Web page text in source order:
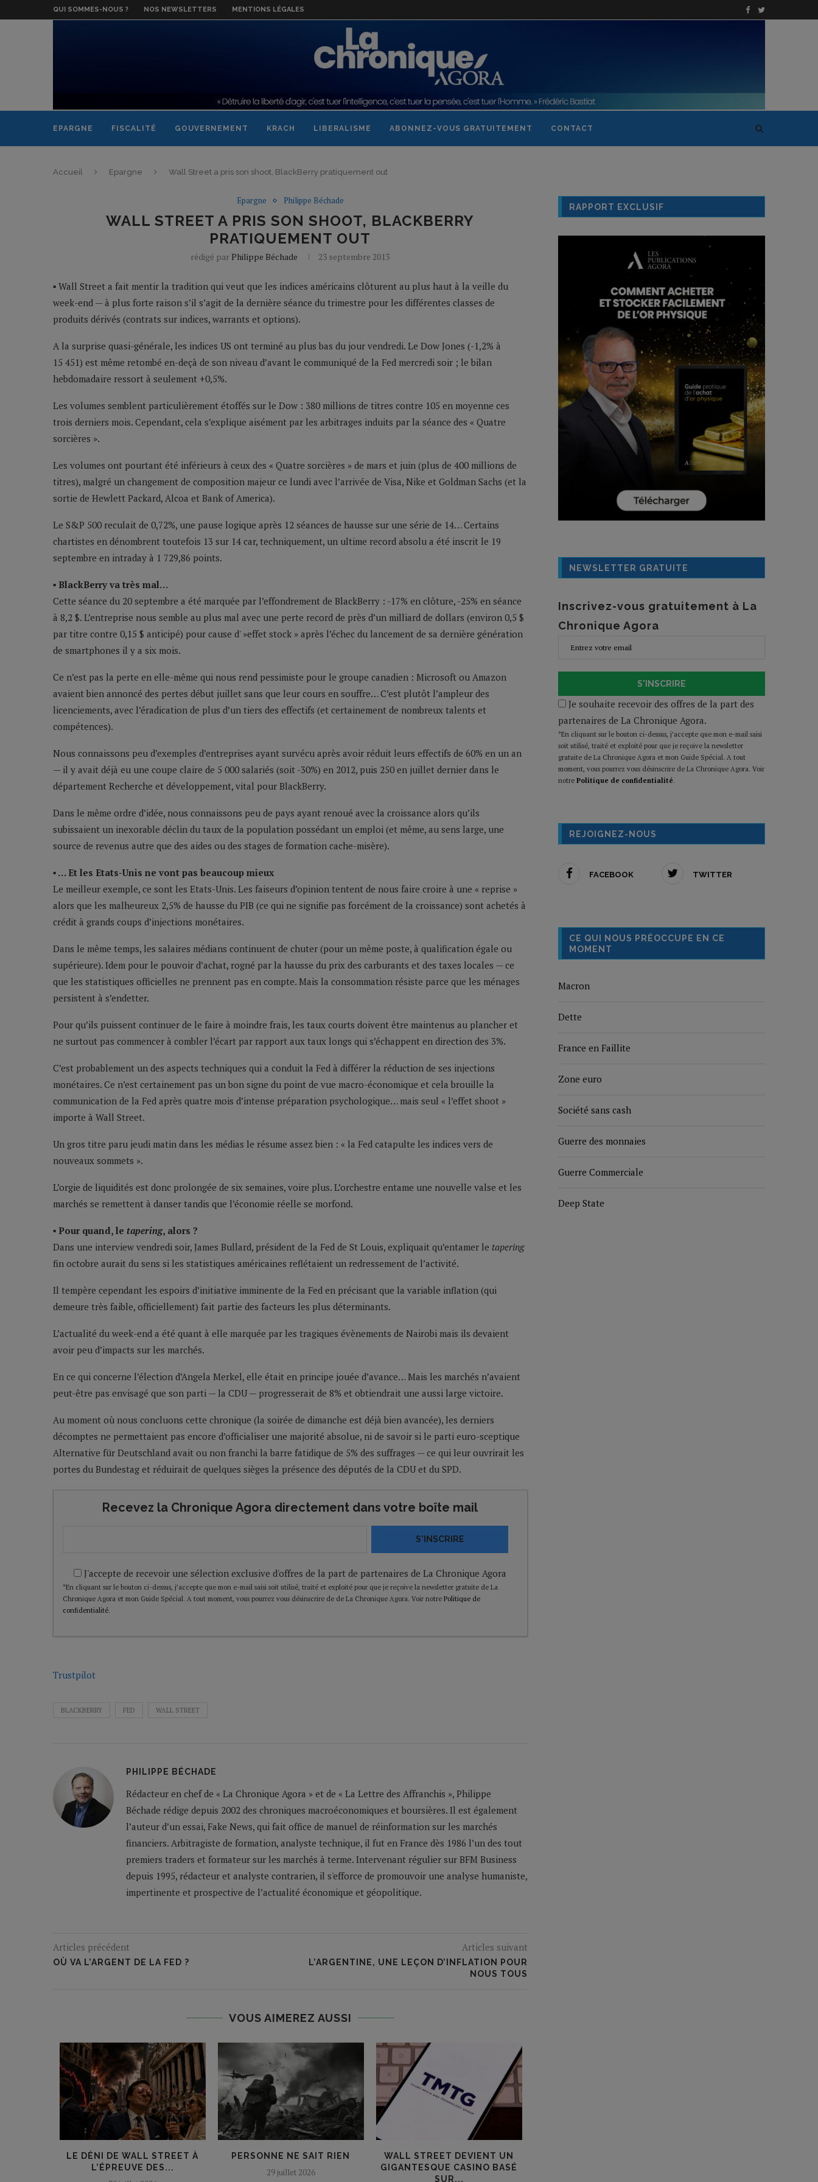
QUI SOMMES-NOUS ? NOS NEWSLETTERS MENTIONS LÉGALES
EPARGNE FISCALITÉ GOUVERNEMENT KRACH LIBERALISME ABONNEZ-VOUS GRATUITEMENT CONTACT
Accueil Epargne Wall Street a pris son shoot, BlackBerry pratiquement out
Epargne Philippe Béchade
WALL STREET A PRIS SON SHOOT, BLACKBERRY
PRATIQUEMENT OUT
rédigé par Philippe Béchade 23 septembre 2013
▪ Wall Street a fait mentir la tradition qui veut que les indices américains clôturent au plus haut à la veille du
week-end — à plus forte raison s’il s’agit de la dernière séance du trimestre pour les différentes classes de
produits dérivés (contrats sur indices, warrants et options).
A la surprise quasi-générale, les indices US ont terminé au plus bas du jour vendredi. Le Dow Jones (-1,2% à
15 451) est même retombé en-deçà de son niveau d’avant le communiqué de la Fed mercredi soir ; le bilan
hebdomadaire ressort à seulement +0,5%.
Les volumes semblent particulièrement étoffés sur le Dow : 380 millions de titres contre 105 en moyenne ces
trois derniers mois. Cependant, cela s’explique aisément par les arbitrages induits par la séance des « Quatre
sorcières ».
Les volumes ont pourtant été inférieurs à ceux des « Quatre sorcières » de mars et juin (plus de 400 millions de
titres), malgré un changement de composition majeur ce lundi avec l’arrivée de Visa, Nike et Goldman Sachs (et la
sortie de Hewlett Packard, Alcoa et Bank of America).
Le S&P 500 reculait de 0,72%, une pause logique après 12 séances de hausse sur une série de 14… Certains
chartistes en dénombrent toutefois 13 sur 14 car, techniquement, un ultime record absolu a été inscrit le 19
septembre en intraday à 1 729,86 points.
▪ BlackBerry va très mal…
Cette séance du 20 septembre a été marquée par l’effondrement de BlackBerry : -17% en clôture, -25% en séance
à 8,2 $. L’entreprise nous semble au plus mal avec une perte record de près d’un milliard de dollars (environ 0,5 $
par titre contre 0,15 $ anticipé) pour cause d' »effet stock » après l’échec du lancement de sa dernière génération
de smartphones il y a six mois.
Ce n’est pas la perte en elle-même qui nous rend pessimiste pour le groupe canadien : Microsoft ou Amazon
avaient bien annoncé des pertes début juillet sans que leur cours en souffre… C’est plutôt l’ampleur des
licenciements, avec l’éradication de plus d’un tiers des effectifs (et certainement de nombreux talents et
compétences).
Nous connaissons peu d’exemples d’entreprises ayant survécu après avoir réduit leurs effectifs de 60% en un an
— il y avait déjà eu une coupe claire de 5 000 salariés (soit -30%) en 2012, puis 250 en juillet dernier dans le
département Recherche et développement, vital pour BlackBerry.
Dans le même ordre d’idée, nous connaissons peu de pays ayant renoué avec la croissance alors qu’ils
subissaient un inexorable déclin du taux de la population possédant un emploi (et même, au sens large, une
source de revenus autre que des aides ou des stages de formation cache-misère).
▪ … Et les Etats-Unis ne vont pas beaucoup mieux
Le meilleur exemple, ce sont les Etats-Unis. Les faiseurs d’opinion tentent de nous faire croire à une « reprise »
alors que les malheureux 2,5% de hausse du PIB (ce qui ne signifie pas forcément de la croissance) sont achetés à
crédit à grands coups d’injections monétaires.
Dans le même temps, les salaires médians continuent de chuter (pour un même poste, à qualification égale ou
supérieure). Idem pour le pouvoir d’achat, rogné par la hausse du prix des carburants et des taxes locales — ce
que les statistiques officielles ne prennent pas en compte. Mais la consommation résiste parce que les ménages
persistent à s’endetter.
Pour qu’ils puissent continuer de le faire à moindre frais, les taux courts doivent être maintenus au plancher et
ne surtout pas commencer à combler l’écart par rapport aux taux longs qui s’échappent en direction des 3%.
C’est probablement un des aspects techniques qui a conduit la Fed à différer la réduction de ses injections
monétaires. Ce n’est certainement pas un bon signe du point de vue macro-économique et cela brouille la
communication de la Fed après quatre mois d’intense préparation psychologique… mais seul « l’effet shoot »
importe à Wall Street.
Un gros titre paru jeudi matin dans les médias le résume assez bien : « la Fed catapulte les indices vers de
nouveaux sommets ».
L’orgie de liquidités est donc prolongée de six semaines, voire plus. L’orchestre entame une nouvelle valse et les
marchés se remettent à danser tandis que l’économie réelle se morfond.
▪ Pour quand, le tapering, alors ?
Dans une interview vendredi soir, James Bullard, président de la Fed de St Louis, expliquait qu’entamer le tapering
fin octobre aurait du sens si les statistiques américaines reflétaient un redressement de l’activité.
Il tempère cependant les espoirs d’initiative imminente de la Fed en précisant que la variable inflation (qui
demeure très faible, officiellement) fait partie des facteurs les plus déterminants.
L’actualité du week-end a été quant à elle marquée par les tragiques évènements de Nairobi mais ils devaient
avoir peu d’impacts sur les marchés.
En ce qui concerne l’élection d’Angela Merkel, elle était en principe jouée d’avance… Mais les marchés n’avaient
peut-être pas envisagé que son parti — la CDU — progresserait de 8% et obtiendrait une aussi large victoire.
Au moment où nous concluons cette chronique (la soirée de dimanche est déjà bien avancée), les derniers
décomptes ne permettaient pas encore d’officialiser une majorité absolue, ni de savoir si le parti euro-sceptique
Alternative für Deutschland avait ou non franchi la barre fatidique de 5% des suffrages — ce qui leur ouvrirait les
portes du Bundestag et réduirait de quelques sièges la présence des députés de la CDU et du SPD.
Recevez la Chronique Agora directement dans votre boîte mail
S'INSCRIRE
J'accepte de recevoir une sélection exclusive d'offres de la part de partenaires de La Chronique Agora
*En cliquant sur le bouton ci-dessus, j’accepte que mon e-mail saisi soit utilisé, traité et exploité pour que je reçoive la newsletter gratuite de La
Chronique Agora et mon Guide Spécial. A tout moment, vous pourrez vous désinscrire de de La Chronique Agora. Voir notre Politique de
confidentialité.
Trustpilot
BLACKBERRY FED WALL STREET
PHILIPPE BÉCHADE
Rédacteur en chef de « La Chronique Agora » et de « La Lettre des Affranchis », Philippe
Béchade rédige depuis 2002 des chroniques macroéconomiques et boursières. Il est également
l’auteur d’un essai, Fake News, qui fait office de manuel de réinformation sur les marchés
financiers. Arbitragiste de formation, analyste technique, il fut en France dès 1986 l’un des tout
premiers traders et formateur sur les marchés à terme. Intervenant régulier sur BFM Business
depuis 1995, rédacteur et analyste contrarien, il s'efforce de promouvoir une analyse humaniste,
impertinente et prospective de l’actualité économique et géopolitique.
Articles précédent
OÙ VA L’ARGENT DE LA FED ?
Articles suivant
L’ARGENTINE, UNE LEÇON D’INFLATION POUR
NOUS TOUS
VOUS AIMEREZ AUSSI
LE DÉNI DE WALL STREET À
L’ÉPREUVE DES...
PERSONNE NE SAIT RIEN
29 juillet 2026
WALL STREET DEVIENT UN
GIGANTESQUE CASINO BASÉ
SUR...
RAPPORT EXCLUSIF
NEWSLETTER GRATUITE
Inscrivez-vous gratuitement à La
Chronique Agora
S'INSCRIRE
Je souhaite recevoir des offres de la part des
partenaires de La Chronique Agora.
*En cliquant sur le bouton ci-dessus, j’accepte que mon e-mail saisi
soit utilisé, traité et exploité pour que je reçoive la newsletter
gratuite de La Chronique Agora et mon Guide Spécial. A tout
moment, vous pourrez vous désinscrire de La Chronique Agora. Voir
notre Politique de confidentialité.
REJOIGNEZ-NOUS
FACEBOOK TWITTER
CE QUI NOUS PRÉOCCUPE EN CE
MOMENT
Macron
Dette
France en Faillite
Zone euro
Société sans cash
Guerre des monnaies
Guerre Commerciale
Deep State